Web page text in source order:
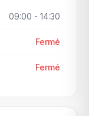
09:00 - 14:30
Fermé
Fermé